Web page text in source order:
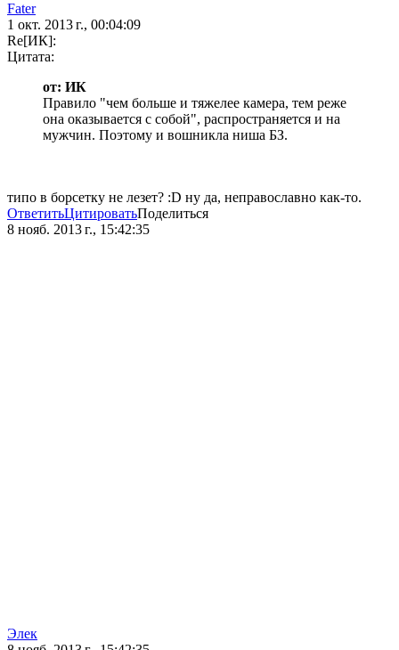
Fater
1 окт. 2013 г., 00:04:09
Re[ИК]:
Цитата:
от: ИК
Правило "чем больше и тяжелее камера, тем реже
она оказывается с собой", распространяется и на
мужчин. Поэтому и вошникла ниша БЗ.
типо в борсетку не лезет? :D ну да, неправославно как-то.
ОтветитьЦитироватьПоделиться
8 нояб. 2013 г., 15:42:35
Элек